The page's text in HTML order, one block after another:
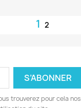
12
trouverez pour cela nos